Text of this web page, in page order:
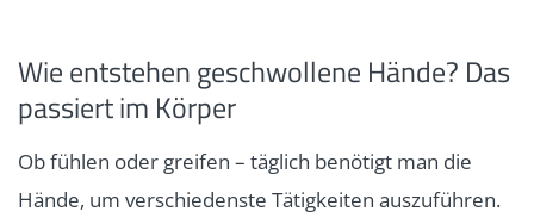
Wie entstehen geschwollene Hände? Das
passiert im Körper
Ob fühlen oder greifen – täglich benötigt man die
Hände, um verschiedenste Tätigkeiten auszuführen.